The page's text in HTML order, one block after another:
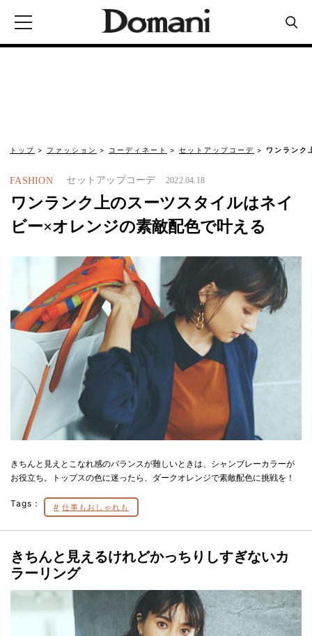
トップ ファッション コーディネート セットアップコーデ ワンランク
FASHION セットアップコーデ 2022.04.18
ワンランク上のスーツスタイルはネイ
ビー×オレンジの素敵配色で叶える
きちんと見えとこなれ感のバランスが難しいときは、シャンブレーカラーが
お役立ち。トップスの色に迷ったら、ダークオレンジで素敵配色に挑戦を！
Tags： 仕事もおしゃれも
きちんと見えるけれどかっちりしすぎないカ
ラーリング